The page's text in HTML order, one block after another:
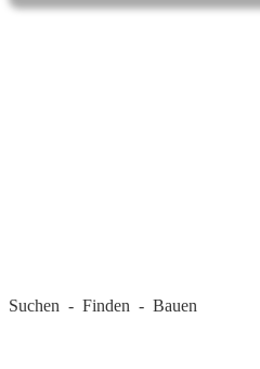
Suchen - Finden - Bauen